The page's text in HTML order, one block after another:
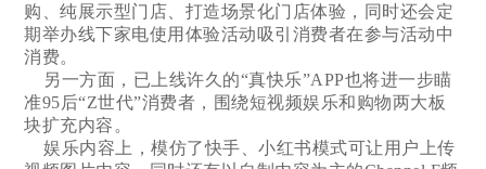
购、纯展示型门店、打造场景化门店体验，同时还会定
期举办线下家电使用体验活动吸引消费者在参与活动中
消费。
另一方面，已上线许久的“真快乐”APP也将进一步瞄
准95后“Z世代”消费者，围绕短视频娱乐和购物两大板
块扩充内容。
娱乐内容上，模仿了快手、小红书模式可让用户上传